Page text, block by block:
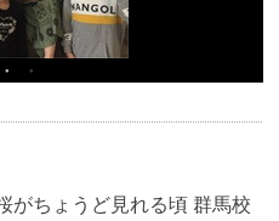
がちょうど見れる頃 群馬校